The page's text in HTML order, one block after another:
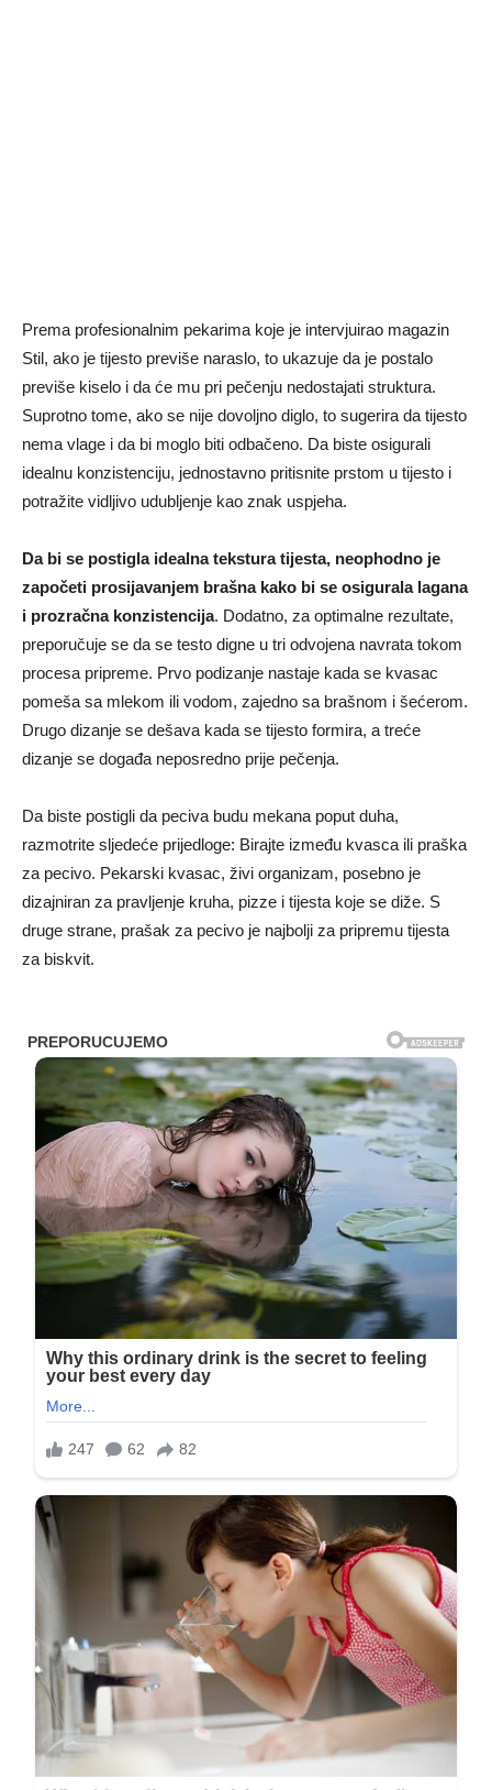
Prema profesionalnim pekarima koje je intervjuirao magazin
Stil, ako je tijesto previše naraslo, to ukazuje da je postalo
previše kiselo i da će mu pri pečenju nedostajati struktura.
Suprotno tome, ako se nije dovoljno diglo, to sugerira da tijesto
nema vlage i da bi moglo biti odbačeno. Da biste osigurali
idealnu konzistenciju, jednostavno pritisnite prstom u tijesto i
potražite vidljivo udubljenje kao znak uspjeha.
Da bi se postigla idealna tekstura tijesta, neophodno je
započeti prosijavanjem brašna kako bi se osigurala lagana
i prozračna konzistencija. Dodatno, za optimalne rezultate,
preporučuje se da se testo digne u tri odvojena navrata tokom
procesa pripreme. Prvo podizanje nastaje kada se kvasac
pomeša sa mlekom ili vodom, zajedno sa brašnom i šećerom.
Drugo dizanje se dešava kada se tijesto formira, a treće
dizanje se događa neposredno prije pečenja.
Da biste postigli da peciva budu mekana poput duha,
razmotrite sljedeće prijedloge: Birajte između kvasca ili praška
za pecivo. Pekarski kvasac, živi organizam, posebno je
dizajniran za pravljenje kruha, pizze i tijesta koje se diže. S
druge strane, prašak za pecivo je najbolji za pripremu tijesta
za biskvit.